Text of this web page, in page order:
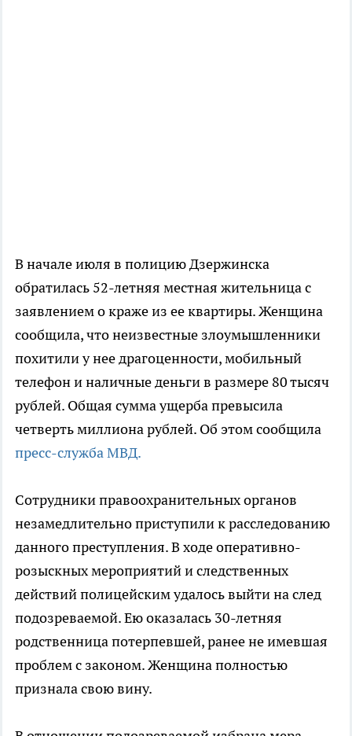
В начале июля в полицию Дзержинска
обратилась 52-летняя местная жительница с
заявлением о краже из ее квартиры. Женщина
сообщила, что неизвестные злоумышленники
похитили у нее драгоценности, мобильный
телефон и наличные деньги в размере 80 тысяч
рублей. Общая сумма ущерба превысила
четверть миллиона рублей. Об этом сообщила
пресс-служба МВД.
Сотрудники правоохранительных органов
незамедлительно приступили к расследованию
данного преступления. В ходе оперативно-
розыскных мероприятий и следственных
действий полицейским удалось выйти на след
подозреваемой. Ею оказалась 30-летняя
родственница потерпевшей, ранее не имевшая
проблем с законом. Женщина полностью
признала свою вину.